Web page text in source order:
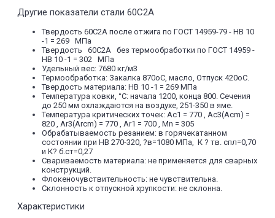
Другие показатели стали 60С2А
Твердость 60С2А после отжига по ГОСТ 14959-79 - HB 10
-1 = 269 МПа
Твердость 60С2А без термообработки по ГОСТ 14959 -
HB 10 -1 = 302 МПа
Удельный вес: 7680 кг/м3
Термообработка: Закалка 870oC, масло, Отпуск 420oC.
Твердость материала: HB 10 -1 = 269 МПа
Температура ковки, °С: начала 1200, конца 800. Сечения
до 250 мм охлаждаются на воздухе, 251-350 в яме.
Температура критических точек: Ac1 = 770 , Ac3(Acm) =
820 , Ar3(Arcm) = 770 , Ar1 = 700 , Mn = 305
Обрабатываемость резанием: в горячекатанном
состоянии при HB 270-320, ?в=1080 МПа, К ? тв. спл=0,70
и К? б.ст=0,27
Свариваемость материала: не применяется для сварных
конструкций.
Флокеночувствительность: не чувствительна.
Склонность к отпускной хрупкости: не склонна.
Характеристики